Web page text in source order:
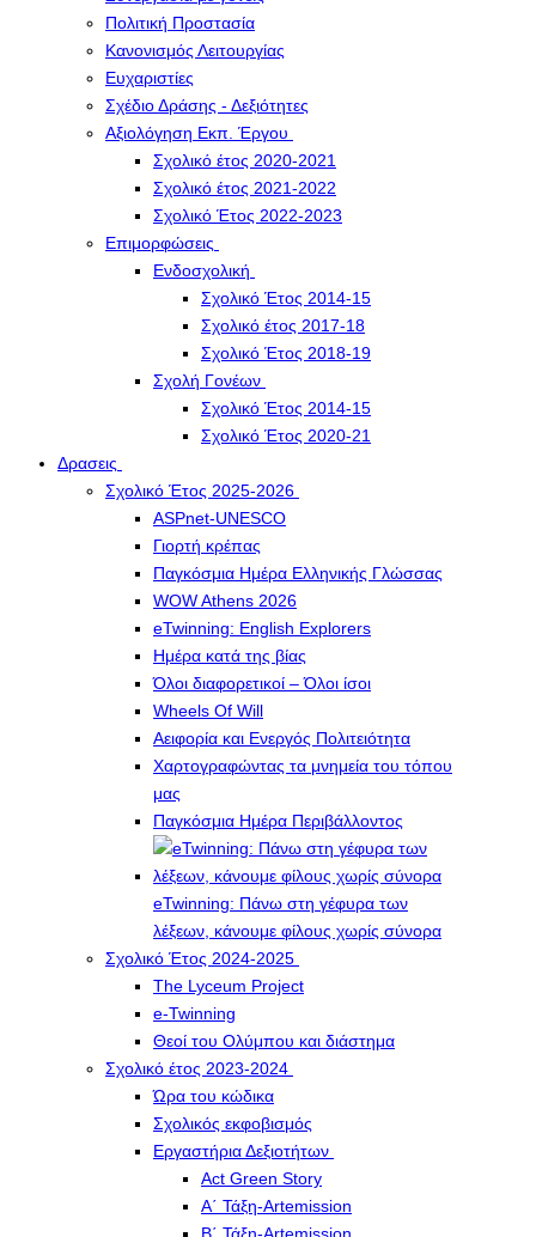
Πολιτική Προστασία
Κανονισμός Λειτουργίας
Ευχαριστίες
Σχέδιο Δράσης - Δεξιότητες
Αξιολόγηση Εκπ. Έργου
Σχολικό έτος 2020-2021
Σχολικό έτος 2021-2022
Σχολικό Έτος 2022-2023
Επιμορφώσεις
Ενδοσχολική
Σχολικό Έτος 2014-15
Σχολικό έτος 2017-18
Σχολικό Έτος 2018-19
Σχολή Γονέων
Σχολικό Έτος 2014-15
Σχολικό Έτος 2020-21
Δρασεις
Σχολικό Έτος 2025-2026
ASPnet-UNESCO
Γιορτή κρέπας
Παγκόσμια Ημέρα Ελληνικής Γλώσσας
WOW Athens 2026
eTwinning: English Explorers
Ημέρα κατά της βίας
Όλοι διαφορετικοί – Όλοι ίσοι
Wheels Of Will
Αειφορία και Ενεργός Πολιτειότητα
Χαρτογραφώντας τα μνημεία του τόπου
μας
Παγκόσμια Ημέρα Περιβάλλοντος
eTwinning: Πάνω στη γέφυρα των
λέξεων, κάνουμε φίλους χωρίς σύνορα
Σχολικό Έτος 2024-2025
The Lyceum Project
e-Twinning
Θεοί του Ολύμπου και διάστημα
Σχολικό έτος 2023-2024
Ώρα του κώδικα
Σχολικός εκφοβισμός
Εργαστήρια Δεξιοτήτων
Act Green Story
Α΄ Τάξη-Artemission